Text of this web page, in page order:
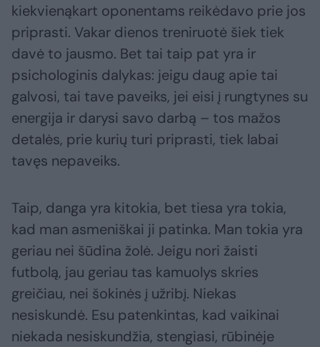
kiekvienąkart oponentams reikėdavo prie jos
priprasti. Vakar dienos treniruotė šiek tiek
davė to jausmo. Bet tai taip pat yra ir
psichologinis dalykas: jeigu daug apie tai
galvosi, tai tave paveiks, jei eisi į rungtynes su
energija ir darysi savo darbą – tos mažos
detalės, prie kurių turi priprasti, tiek labai
tavęs nepaveiks.
Taip, danga yra kitokia, bet tiesa yra tokia,
kad man asmeniškai ji patinka. Man tokia yra
geriau nei šūdina žolė. Jeigu nori žaisti
futbolą, jau geriau tas kamuolys skries
greičiau, nei šokinės į užribį. Niekas
nesiskundė. Esu patenkintas, kad vaikinai
niekada nesiskundžia, stengiasi, rūbinėje